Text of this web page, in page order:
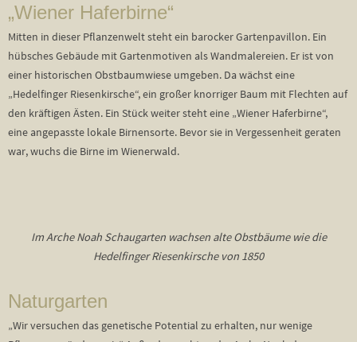
„Wiener Haferbirne“
Mitten in dieser Pflanzenwelt steht ein barocker Gartenpavillon. Ein
hübsches Gebäude mit Gartenmotiven als Wandmalereien. Er ist von
einer historischen Obstbaumwiese umgeben. Da wächst eine
„Hedelfinger Riesenkirsche“, ein großer knorriger Baum mit Flechten auf
den kräftigen Ästen. Ein Stück weiter steht eine „Wiener Haferbirne“,
eine angepasste lokale Birnensorte. Bevor sie in Vergessenheit geraten
war, wuchs die Birne im Wienerwald.
Im Arche Noah Schaugarten wachsen alte Obstbäume wie die
Hedelfinger Riesenkirsche von 1850
Naturgarten
„Wir versuchen das genetische Potential zu erhalten, nur wenige